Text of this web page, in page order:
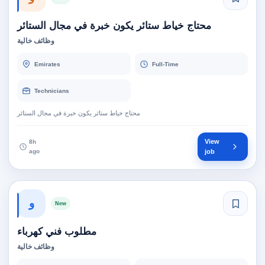
محتاج خياط ستائر يكون خبرة في مجال الستائر
وظائف خالية
Emirates Full-Time
Technicians
محتاج خياط ستائر يكون خبرة في مجال الستائر
8h
ago
View
job
و New
مطلوب فني كهرباء
وظائف خالية